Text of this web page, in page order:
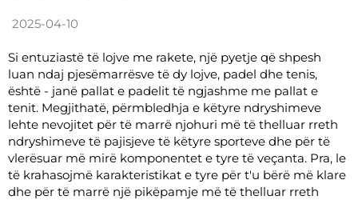
2025-04-10
Si entuziastë të lojve me rakete, një pyetje që shpesh
luan ndaj pjesëmarrësve të dy lojve, padel dhe tenis,
është - janë pallat e padelit të ngjashme me pallat e
tenit. Megjithatë, përmbledhja e këtyre ndryshimeve
lehte nevojitet për të marrë njohuri më të thelluar rreth
ndryshimeve të pajisjeve të këtyre sporteve dhe për të
vlerësuar më mirë komponentet e tyre të veçanta. Pra, le
të krahasojmë karakteristikat e tyre për t'u bërë më klare
dhe për të marrë një pikëpamje më të thelluar rreth